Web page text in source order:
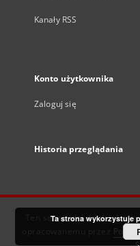
Kanały RSS
Konto użytkownika
Zaloguj się
Historia przeglądania
Ten serwis działa dzięki
Ta strona wykorzystuje